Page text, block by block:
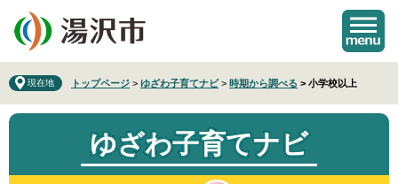
の
先
頭
で
ー
を
飛
ば
本
現在地 トップページ > ゆざわ子育てナビ > 時期から調べる > 小学校以上
ゆざわ子育てナビ